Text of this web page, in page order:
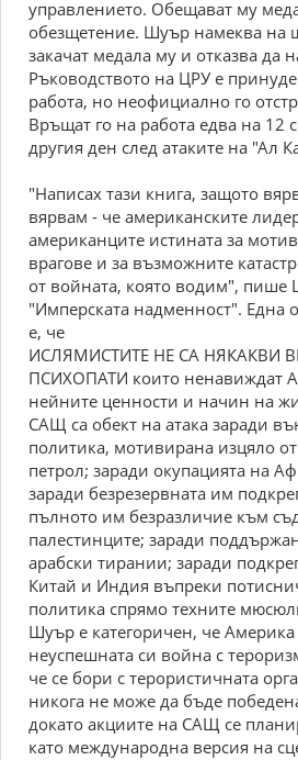
управлението. Обещават му
обезщетение. Шуър намеква на
закачат медала му и отказва да
Ръководството на ЦРУ е
работа, но неофициално го
Връщат го на работа едва на 12
другия ден след атаките на "Ал
"Написах тази книга, защото
вярвам - че американските
американците истината за
врагове и за възможните
от войната, която водим", пише
"Имперската надменност". Една
е, че
ИСЛЯМИСТИТЕ НЕ СА НЯКАКВИ
ПСИХОПАТИ които ненавиждат
нейните ценности и начин на
САЩ са обект на атака заради
политика, мотивирана изцяло
петрол; заради окупацията на
заради безрезервната им
пълното им безразличие към
палестинците; заради
арабски тирании; заради
Китай и Индия въпреки
политика спрямо техните
Шуър е категоричен, че Америка
неуспешната си война с
че се бори с терористичната
никога не може да бъде
докато акциите на САЩ се
като международна версия на